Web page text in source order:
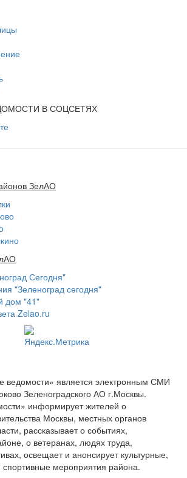
В СОЦСЕТЯХ
ЗелАО
Сегодня"
"Зеленоград сегодня"
дом "41"
Zelao.ru
ведомости» является электронным СМИ
Зеленоградского АО г.Москвы.
информирует жителей о
Москвы, местных органов
рассказывает о событиях,
о ветеранах, людях труда,
освещает и анонсирует культурные,
спортивные мероприятия района.